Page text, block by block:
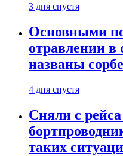
3 дня спустя
Основными
отравлении в
названы
4 дня спустя
Сняли с
таких